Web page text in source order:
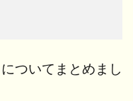
についてまとめまし